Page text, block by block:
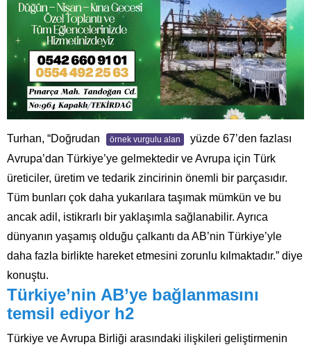
Turhan, “Doğrudan örnek vurgulu alan
yüzde 67’den fazlası
Avrupa’dan Türkiye’ye gelmektedir ve Avrupa için Türk
üreticiler, üretim ve tedarik zincirinin önemli bir parçasıdır.
Tüm bunları çok daha yukarılara taşımak mümkün ve bu
ancak adil, istikrarlı bir yaklaşımla sağlanabilir. Ayrıca
dünyanın yaşamış olduğu çalkantı da AB’nin Türkiye’yle
daha fazla birlikte hareket etmesini zorunlu kılmaktadır.” diye
konuştu.
Türkiye’nin AB’ye bağlanmasını
temsil ediyor h2
Türkiye ve Avrupa Birliği arasındaki ilişkileri geliştirmenin